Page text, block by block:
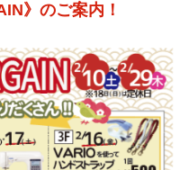
》のご案内！